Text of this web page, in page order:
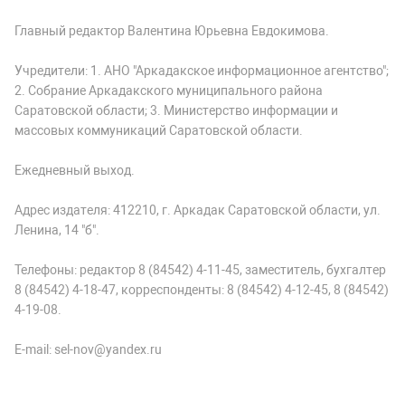
Главный редактор Валентина Юрьевна Евдокимова.
Учредители: 1. АНО "Аркадакское информационное агентство";
2. Собрание Аркадакского муниципального района
Саратовской области; 3. Министерство информации и
массовых коммуникаций Саратовской области.
Ежедневный выход.
Адрес издателя: 412210, г. Аркадак Саратовской области, ул.
Ленина, 14 "б".
Телефоны: редактор 8 (84542) 4-11-45, заместитель, бухгалтер
8 (84542) 4-18-47, корреспонденты: 8 (84542) 4-12-45, 8 (84542)
4-19-08.
E-mail: sel-nov@yandex.ru